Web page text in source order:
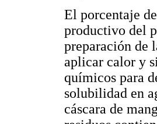
El porcentaje
productivo del
preparación de
aplicar calor y
químicos para
solubilidad en
cáscara de